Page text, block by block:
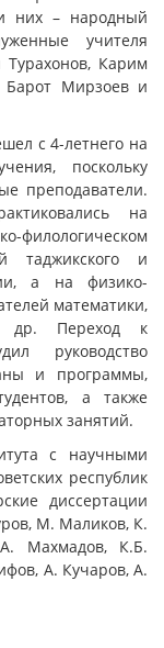
них – народный
учителя
Турахонов, Карим
Барот Мирзоев и
с 4-летнего на
поскольку
преподаватели.
на
филологическом
таджикского и
а на физико-
математики,
др. Переход к
руководство
и программы,
а также
занятий.
с научными
республик
диссертации
М. Маликов, К.
Махмадов, К.Б.
А. Кучаров, А.